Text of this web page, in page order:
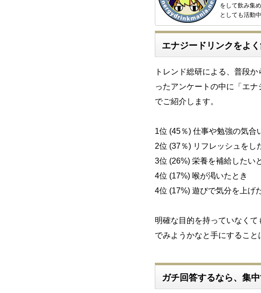
をして飲み集
としても活動中
エナジードリンクをよ
トレンド総研による、普段
ったアンケートの中に「エ
でご紹介します。
1位 (45％) 仕事や勉強の気合
2位 (37％) リフレッシュをし
3位 (26%) 栄養を補給したい
4位 (17%) 喉が渇いたとき
4位 (17%) 遊びで気分を上げ
明確な目的を持っていなく
でみようかなと手にするこ
ガチ回答するなら、集